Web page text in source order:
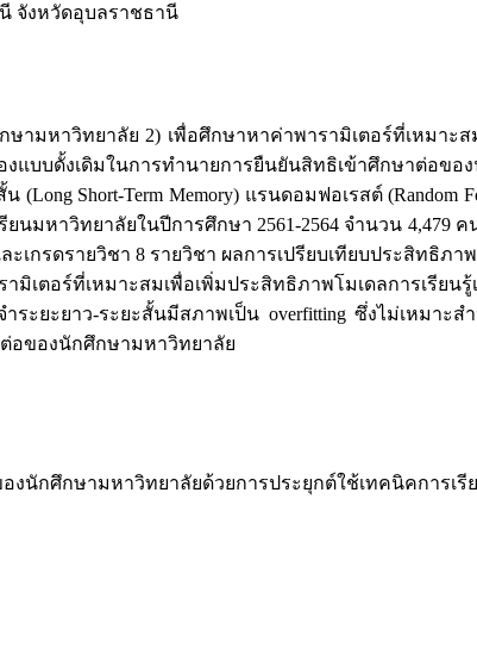
จังหวัดอุบลราชธานี
มหาวิทยาลัย 2) เพื่อศึกษาหาค่าพารามิเตอร์ที่เหมาะ
งแบบดั้งเดิมในการทำนายการยืนยันสิทธิเข้าศึกษาต่อ
Short-Term Memory) แรนดอมฟอเรสต์ (Random
มหาวิทยาลัยในปีการศึกษา 2561-2564 จำนวน 4,479
รดรายวิชา 8 รายวิชา ผลการเปรียบเทียบประสิทธิภา
เตอร์ที่เหมาะสมเพื่อเพิ่มประสิทธิภาพโมเดลการเรีย
ยะยาว-ระยะสั้นมีสภาพเป็น overfitting ซึ่งไม่เหมาะ
อของนักศึกษามหาวิทยาลัย
นักศึกษามหาวิทยาลัยด้วยการประยุกต์ใช้เทคนิคการเรี